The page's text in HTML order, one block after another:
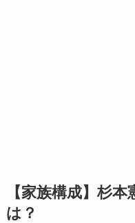
【家族構成】杉
は？